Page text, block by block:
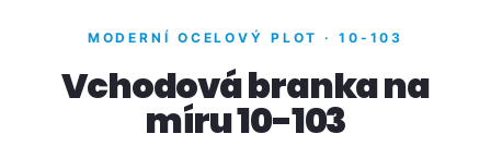
MODERNÍ OCELOVÝ PLOT · 10-103
Vchodová branka na
míru 10-103